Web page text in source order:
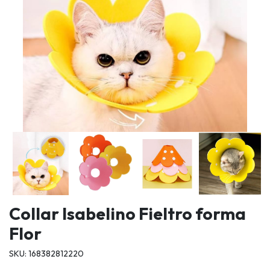
Collar Isabelino Fieltro forma
Flor
SKU: 168382812220